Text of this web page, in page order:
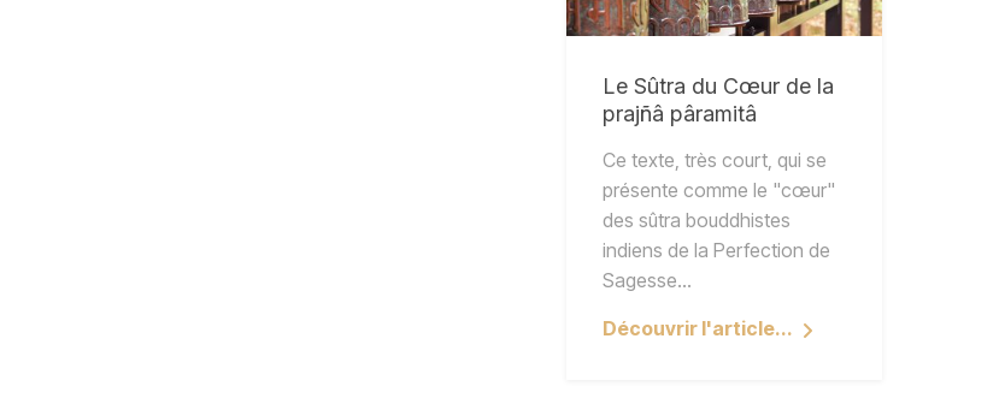
Le Sûtra du Cœur de la
prajñâ pâramitâ
Ce texte, très court, qui se
présente comme le "cœur"
des sûtra bouddhistes
indiens de la Perfection de
Sagesse…
Découvrir l'article...